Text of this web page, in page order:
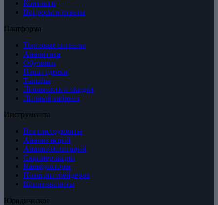
Контакты
Вопросы и ответы
Платформа
Торговые сигналы
Аналитика
Обучение
Наши сделки
Тарифы
Лояльность и скидки
Личный кабинет
Инструменты
Все инструменты
Анализ акций
Анализ облигаций
Скринер акций
Калькуляторы
Позиции трейдеров
Криптовалюты
Юридическое